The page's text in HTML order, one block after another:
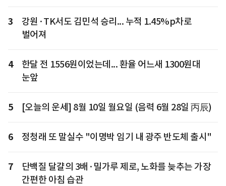
3
강원·TK서도 김민석 승리... 누적 1.45%p차로
벌어져
4
한달 전 1556원이었는데... 환율 어느새 1300원대
눈앞
5 [오늘의 운세] 8월 10일 월요일 (음력 6월 28일 丙辰)
6 정청래 또 말실수 "이명박 임기 내 광주 반도체 출시"
7
단백질 달걀의 3배·밀가루 제로, 노화를 늦추는 가장
간편한 아침 습관